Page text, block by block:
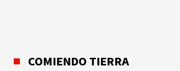
COMIENDO TIERRA